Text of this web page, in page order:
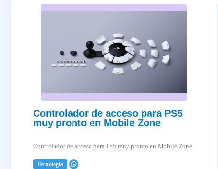
Controlador de acceso para PS5
muy pronto en Mobile Zone
Controlador de acceso para PS5 muy pronto en Mobile Zone
Tecnologia